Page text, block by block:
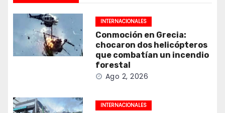
INTERNACIONALES
Conmoción en Grecia:
chocaron dos helicópteros
que combatían un incendio
forestal
Ago 2, 2026
INTERNACIONALES